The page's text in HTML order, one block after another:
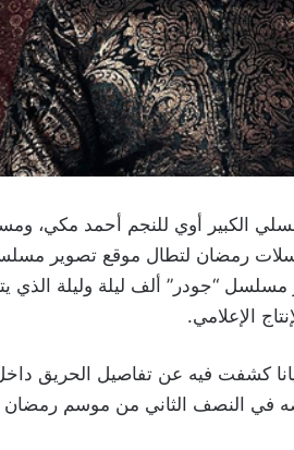
الكبير أوي للنجم أحمد مكي،
رمضان لتطال موقع تصوير
“جودر” ألف ليلة وليلة الذي
الإعلامي.
بيانا كشفت فيه عن تفاصيل الحريق
في النصف الثاني من موسم رمضان 2024.